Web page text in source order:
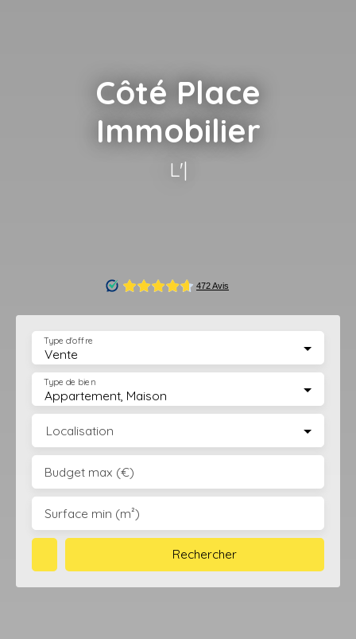
Côté Place
Immobilier
L'Agence imm
Vente
Type d'offre
Appartement, Maison
Type de bien
Localisation
Budget max (€)
Surface min (m²)
Rechercher